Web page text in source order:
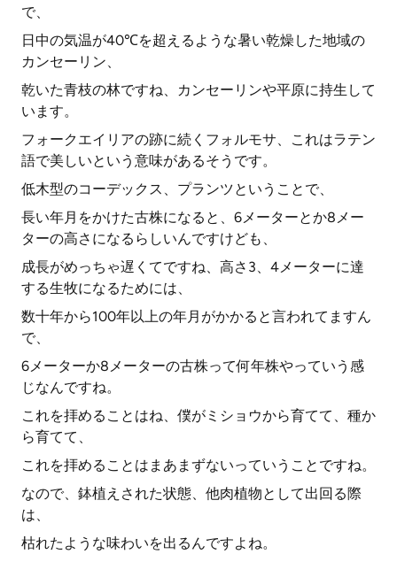
で、
日中の気温が40℃を超えるような暑い乾燥した地域の
カンセーリン、
乾いた青枝の林ですね、カンセーリンや平原に持生して
います。
フォークエイリアの跡に続くフォルモサ、これはラテン
語で美しいという意味があるそうです。
低木型のコーデックス、プランツということで、
長い年月をかけた古株になると、6メーターとか8メー
ターの高さになるらしいんですけども、
成長がめっちゃ遅くてですね、高さ3、4メーターに達
する生牧になるためには、
数十年から100年以上の年月がかかると言われてますん
で、
6メーターか8メーターの古株って何年株やっていう感
じなんですね。
これを拝めることはね、僕がミショウから育てて、種か
ら育てて、
これを拝めることはまあまずないっていうことですね。
なので、鉢植えされた状態、他肉植物として出回る際
は、
枯れたような味わいを出るんですよね。